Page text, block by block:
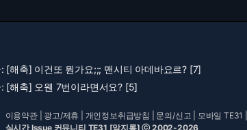
[해축] 이건또 뭔가요;;; 맨시티 아데바요르? [7]
[해축] 오웬 7번이라면서요? [5]
이용약관| 광고/제휴 개인정보취급방침 문의/신고 모바일 TE31
실시간 Issue 커뮤니티 TE31 [알지롱] ⓒ 2002-2026